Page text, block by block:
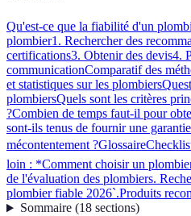
Qu'est-ce que la fiabilité d'un
plombier1. Rechercher des
certifications3. Obtenir des devis4.
communicationComparatif des
et statistiques sur les plombiers
plombiersQuels sont les critères
?Combien de temps faut-il pour
sont-ils tenus de fournir une
mécontentement ?Glossaire
loin : *Comment choisir un
de l'évaluation des plombiers.
plombier fiable 2026`.Produits
Sommaire(18 sections)